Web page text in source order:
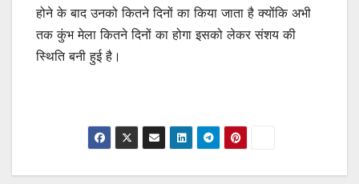
होने के बाद उनको कितने दिनों का किया जाता है क्योंकि अभी
तक कुंभ मेला कितने दिनों का होगा इसको लेकर संशय की
स्थिति बनी हुई है।